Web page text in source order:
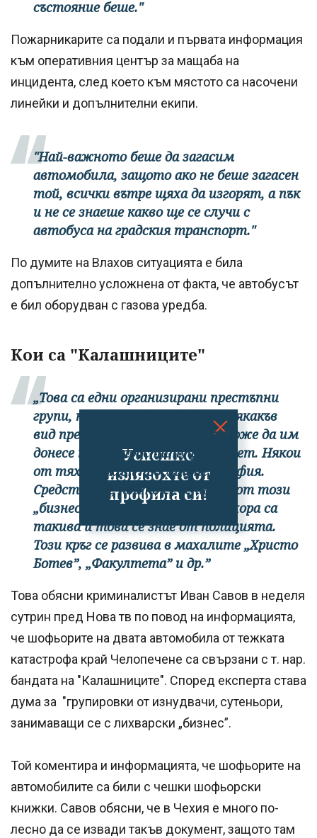
Успешно
излязохте от
профила си!
състояние беше."
Пожарникарите са подали и първата информация
към оперативния център за мащаба на
инцидента, след което към мястото са насочени
линейки и допълнителни екипи.
"Най-важното беше да загасим
автомобила, защото ако не беше загасен
той, всички вътре щяха да изгорят, а пък
и не се знаеше какво ще се случи с
автобуса на градския транспорт."
По думите на Влахов ситуацията е била
допълнително усложнена от факта, че автобусът
е бил оборудван с газова уредба.
Кои са "Калашниците"
„Това са едни организирани престъпни
групи, които се занимават с всякакъв
вид престъпен бизнес, който може да им
донесе пари – проституция, рекет. Някои
от тях държат просяците в София.
Средствата, които се генират от този
„бизнес” са много големи. Тези хора са
такива и това се знае от полицията.
Този кръг се развива в махалите „Христо
Ботев”, „Факултета” и др.”
Това обясни криминалистът Иван Савов в неделя
сутрин пред Нова тв по повод на информацията,
че шофьорите на двата автомобила от тежката
катастрофа край Челопечене са свързани с т. нар.
бандата на "Калашниците". Според експерта става
дума за "групировки от изнудвачи, сутеньори,
занимаващи се с лихварски „бизнес”.
Той коментира и информацията, че шофьорите на
автомобилите са били с чешки шофьорски
книжки. Савов обясни, че в Чехия е много по-
лесно да се извади такъв документ, защото там